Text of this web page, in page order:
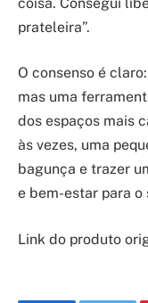
prateleira”.
O consenso é
mas uma
dos espaços mais
às vezes, uma
bagunça e trazer
e bem-estar para o
Link do produto